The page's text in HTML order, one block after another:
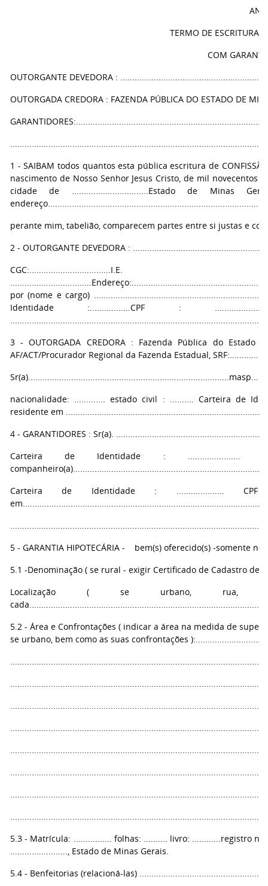
TERMO DE ESCRITURA
COM
OUTORGANTE DEVEDORA :
OUTORGADA CREDORA : FAZENDA PÚBLICA DO ESTADO DE
1 - SAIBAM todos quantos esta pública escritura de
nascimento de Nosso Senhor Jesus Cristo, de mil novecentos
cidade de ................................Estado de Minas Gerais,
perante mim, tabelião, comparecem partes entre si justas e
2 - OUTORGANTE DEVEDORA :
por (nome e cargo)
Identidade :.................CPF :
3 - OUTORGADA CREDORA : Fazenda Pública do
AF/ACT/Procurador Regional da Fazenda Estadual,
nacionalidade: ............. estado civil : .......... Carteira de
residente em
4 - GARANTIDORES : Sr(a).
Carteira de Identidade : ......................
Carteira de Identidade : .................... CPF
em.....................................................................................................
5 - GARANTIA HIPOTECÁRIA - bem(s) oferecido(s) -somente
5.1 -Denominação ( se rural - exigir Certificado de Cadastro de
Localização ( se urbano, rua,
5.2 - Área e Confrontações ( indicar a área na medida de
se urbano, bem como as suas confrontações
5.3 - Matrícula: ................ folhas: .......... livro: ............registro
........................, Estado de Minas Gerais.
5.4 - Benfeitorias (relacioná-las)